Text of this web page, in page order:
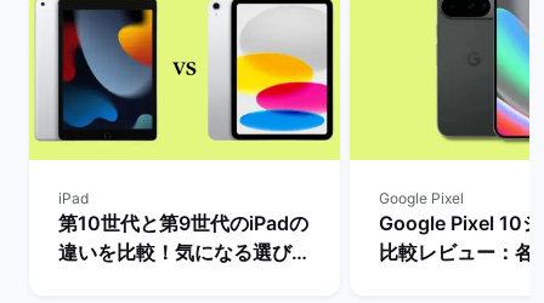
iPad
第10世代と第9世代のiPadの
違いを比較！気になる選び
Google Pixel
Google Pixel 10
比較レビュー：各